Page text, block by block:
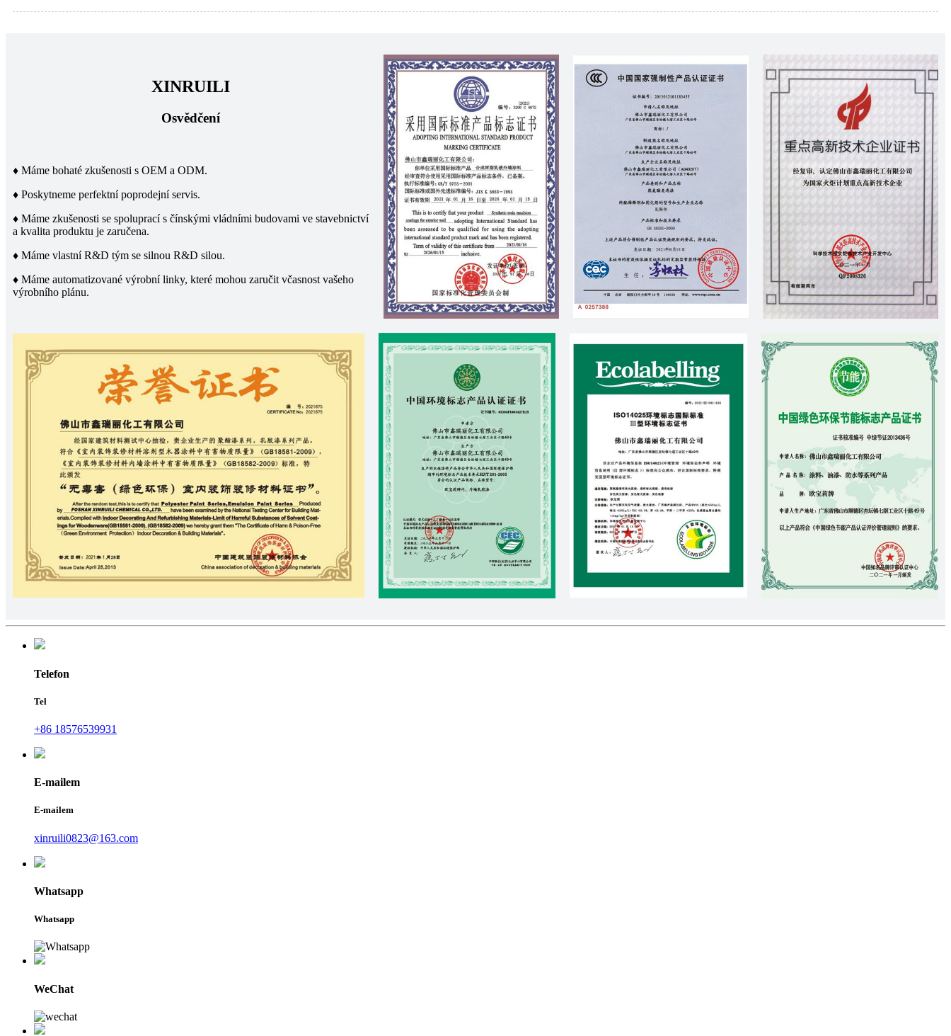
XINRUILI
Osvědčení
♦ Máme bohaté zkušenosti s OEM a ODM.
♦ Poskytneme perfektní poprodejní servis.
♦ Máme zkušenosti se spoluprací s čínskými vládními budovami ve stavebnictví
a kvalita produktu je zaručena.
♦ Máme vlastní R&D tým se silnou R&D silou.
♦ Máme automatizované výrobní linky, které mohou zaručit včasnost vašeho
výrobního plánu.
Telefon
Tel
+86 18576539931
E-mailem
E-mailem
xinruili0823@163.com
Whatsapp
Whatsapp
WeChat